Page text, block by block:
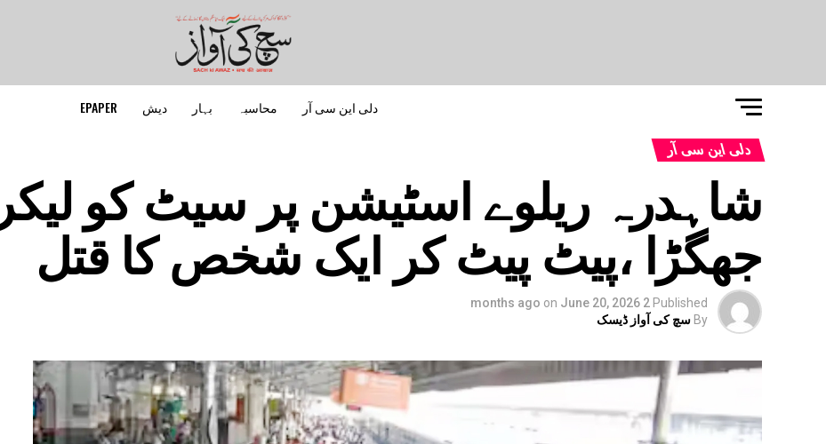
دلی این سی آر محاسبہ بہار دیش EPAPER
دلی این سی آر
شاہدرہ ریلوے اسٹیشن پر سیٹ کو لیکر
جھگڑا ،پیٹ پیٹ کر ایک شخص کا قتل
Published
2 months ago
on June 20, 2026
By سچ کی آواز ڈیسک